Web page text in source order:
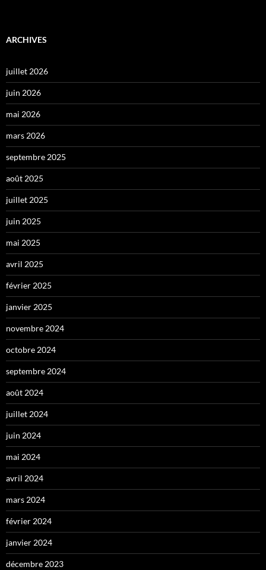
ARCHIVES
juillet 2026
juin 2026
mai 2026
mars 2026
septembre 2025
août 2025
juillet 2025
juin 2025
mai 2025
avril 2025
février 2025
janvier 2025
novembre 2024
octobre 2024
septembre 2024
août 2024
juillet 2024
juin 2024
mai 2024
avril 2024
mars 2024
février 2024
janvier 2024
décembre 2023